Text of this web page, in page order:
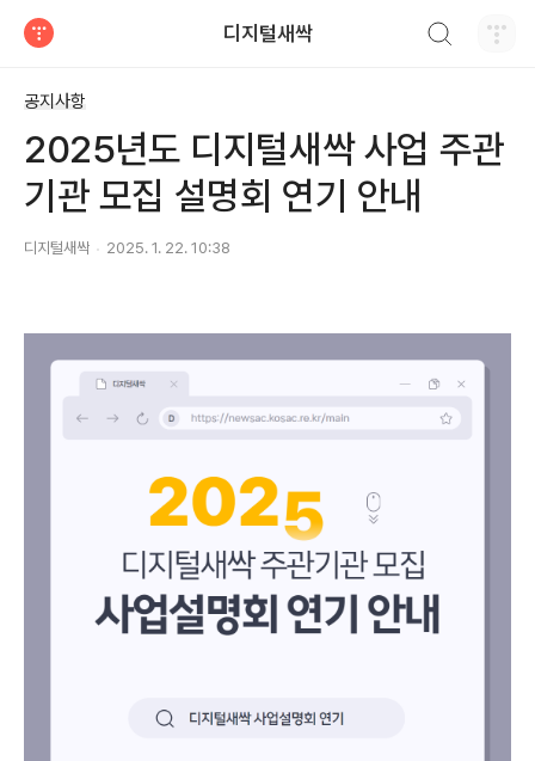
디지털새싹
공지사항
2025년도 디지털새싹 사업 주관
기관 모집 설명회 연기 안내
디지털새싹 2025. 1. 22. 10:38